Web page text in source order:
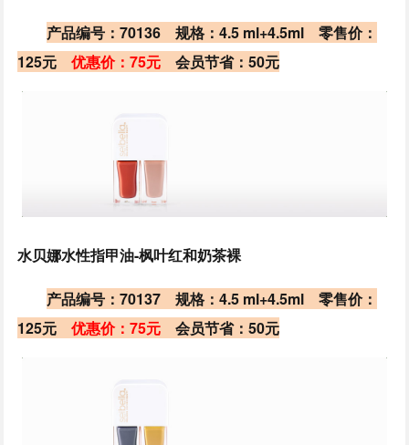
产品编号：70136 规格：4.5 ml+4.5ml 零售价：
125元优惠价：75元 会员节省：50元
水贝娜水性指甲油-枫叶红和奶茶裸
产品编号：70137 规格：4.5 ml+4.5ml 零售价：
125元优惠价：75元 会员节省：50元